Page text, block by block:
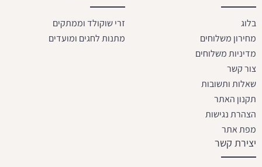
בלוג
מחירון משלוחים
מדיניות משלוחים
צור קשר
שאלות ותשובות
תקנון האתר
הצהרת נגישות
מפת אתר
זרי שוקולד וממתקים
מתנות לחגים ומועדים
יצירת קשר